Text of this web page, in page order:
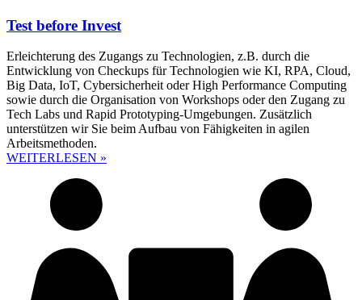
Test before Invest
Erleichterung des Zugangs zu Technologien, z.B. durch die
Entwicklung von Checkups für Technologien wie KI, RPA, Cloud,
Big Data, IoT, Cybersicherheit oder High Performance Computing
sowie durch die Organisation von Workshops oder den Zugang zu
Tech Labs und Rapid Prototyping-Umgebungen. Zusätzlich
unterstützen wir Sie beim Aufbau von Fähigkeiten in agilen
Arbeitsmethoden.
WEITERLESEN »